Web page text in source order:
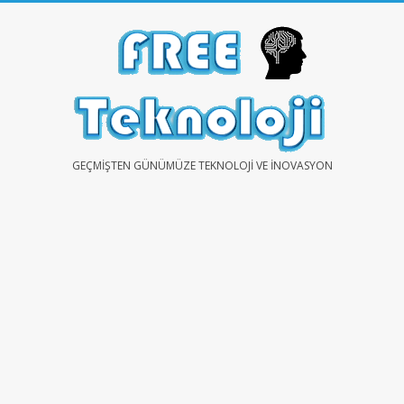
FREEGEÇMIŞTEN GÜNÜMÜZE TEKNOLOJI VE İNOVASYON